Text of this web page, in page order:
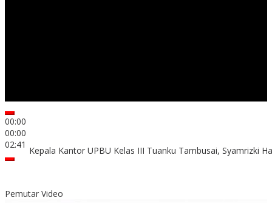
00:00
00:00
02:41
Kepala Kantor UPBU Kelas III Tuanku Tambusai, Syamrizki
Pemutar Video